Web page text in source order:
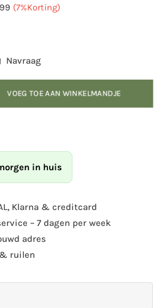
(7%Korting)
Navraag
VOEG TOE AAN WINKELMANDJE
in huis
Klarna & creditcard
– 7 dagen per week
adres
ruilen